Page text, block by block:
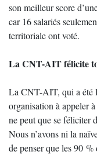
son meilleur score
car 16 salariés
territoriale ont voté.
La CNT-AIT félicite
La CNT-AIT, qui a été
organisation à appeler
ne peut que se féliciter
Nous n’avons ni la
de penser que les 90 %